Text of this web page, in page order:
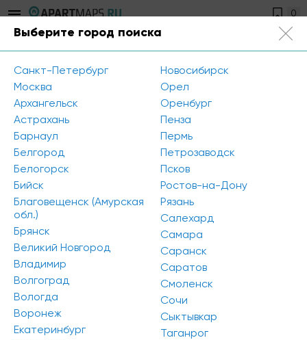
0
Главная/
В Петербурге построят крупную сеть апарт-отелей
В Петербурге построят крупную сеть
апарт-отелей
Выберите город поиска
Санкт-Петербург
Москва
Архангельск
Астрахань
Барнаул
Белгород
Белогорск
Бийск
Благовещенск (Амурская
обл.)
Брянск
Великий Новгород
Владимир
Волгоград
Вологда
Воронеж
Екатеринбург
Новосибирск
Орел
Оренбург
Пенза
Пермь
Петрозаводск
Псков
Ростов-на-Дону
Рязань
Салехард
Самара
Саранск
Саратов
Смоленск
Сочи
Сыктывкар
Таганрог